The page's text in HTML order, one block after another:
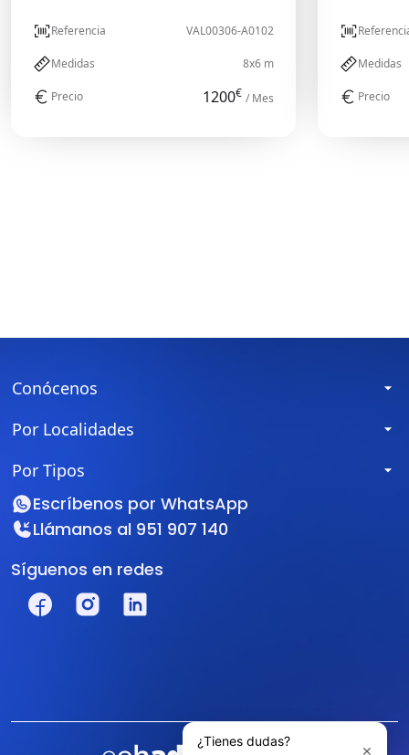
Referencia VAL00306-A0102
Medidas 8x6 m
Precio 1200€ / Mes
Medidas
Precio
Conócenos
Por Localidades
Por Tipos
Escríbenos por WhatsApp
Llámanos al 951 907 140
Síguenos en redes